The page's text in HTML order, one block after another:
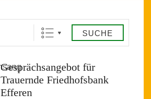
SUCHE
Gesprächsangebot für
Trauernde Friedhofsbank
Efferen